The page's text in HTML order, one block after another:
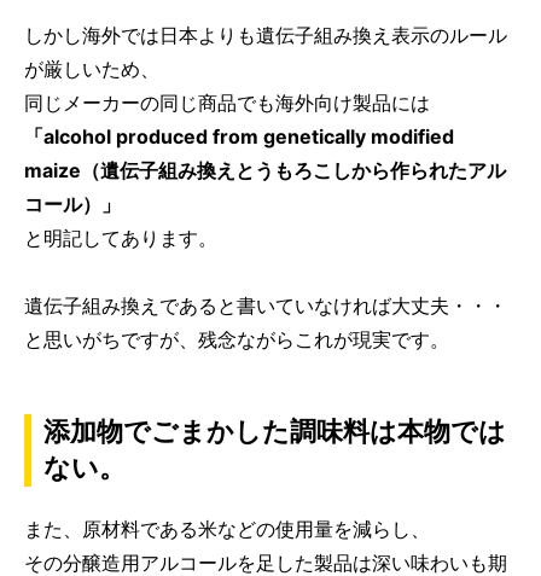
しかし海外では日本よりも遺伝子組み換え表示のルール
が厳しいため、
同じメーカーの同じ商品でも海外向け製品には
「alcohol produced from genetically modified
maize（遺伝子組み換えとうもろこしから作られたアル
コール）」
と明記してあります。
遺伝子組み換えであると書いていなければ大丈夫・・・
と思いがちですが、残念ながらこれが現実です。
添加物でごまかした調味料は本物では
ない。
また、原材料である米などの使用量を減らし、
その分醸造用アルコールを足した製品は深い味わいも期